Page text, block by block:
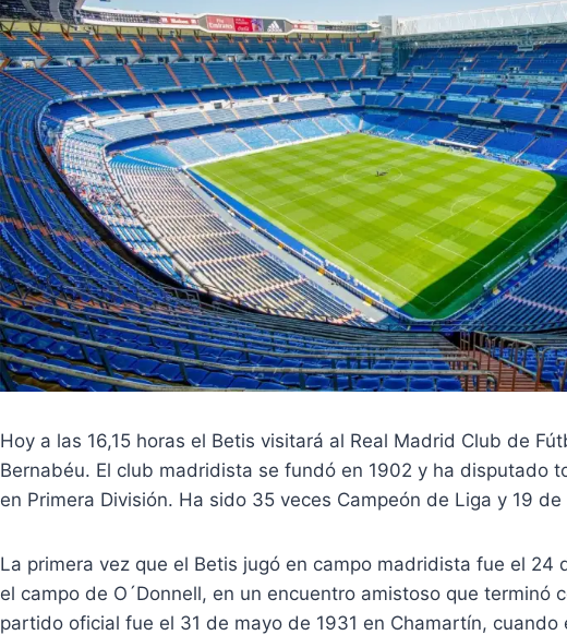
Hoy a las 16,15 horas el Betis visitará al Real Madrid Club de
Bernabéu. El club madridista se fundó en 1902 y ha disputado
en Primera División. Ha sido 35 veces Campeón de Liga y 19 de
La primera vez que el Betis jugó en campo madridista fue el 24
el campo de O´Donnell, en un encuentro amistoso que terminó
partido oficial fue el 31 de mayo de 1931 en Chamartín,